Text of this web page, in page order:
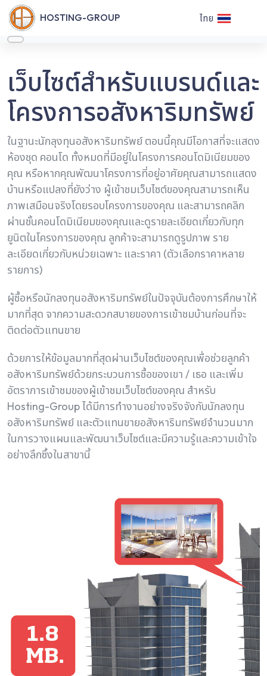
HOSTING-GROUP ไทย
เว็บไซต์สำหรับแบรนด์และ
โครงการอสังหาริมทรัพย์
ในฐานะนักลุงทุนอสังหาริมทรัพย์ ตอนนี้คุณมีโอกาสที่จะแสดง
ห้องชุด คอนโด ทั้งหมดที่มีอยู่ในโครงการคอนโดมิเนียมของ
คุณ หรือหากคุณพัฒนาโครงการที่อยู่อาศัยคุณสามารถแสดง
บ้านหรือแปลงที่ยังว่าง ผู้เข้าชมเว็บไซต์ของคุณสามารถเห็น
ภาพเสมือนจริงโดยรอบโครงการของคุณ และสามารถคลิก
ผ่านชั้นคอนโดมิเนียมของคุณและดูรายละเอียดเกี่ยวกับทุก
ยูนิตในโครงการของคุณ ลูกค้าจะสามารถดูรูปภาพ ราย
ละเอียดเกี่ยวกับหน่วยเฉพาะ และราคา (ตัวเลือกราคาหลาย
รายการ)
ผู้ซื้อหรือนักลงทุนอสังหาริมทรัพย์ในปัจจุบันต้องการศึกษาให้
มากที่สุด จากความสะดวกสบายของการเข้าชมบ้านก่อนที่จะ
ติดต่อตัวแทนขาย
ด้วยการให้ข้อมูลมากที่สุดผ่านเว็บไซต์ของคุณเพื่อช่วยลูกค้า
อสังหาริมทรัพย์ด้วยกระบวนการซื้อของเขา / เธอ และเพิ่ม
อัตราการเข้าชมของผู้เข้าชมเว็บไซต์ของคุณ สำหรับ
Hosting-Group ได้มีการทํางานอย่างจริงจังกับนักลงทุน
อสังหาริมทรัพย์ และตัวแทนขายอสังหาริมทรัพย์จํานวนมาก
ในการวางแผนและพัฒนาเว็บไซต์และมีความรู้และความเข้าใจ
อย่างลึกซึ้งในสาขานี้